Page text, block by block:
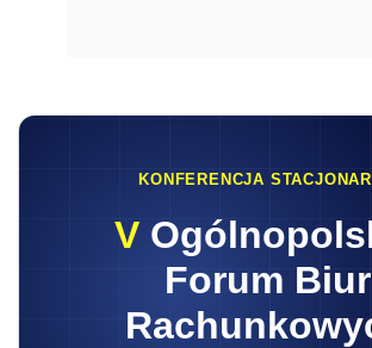
KONFERENCJA
V
Forum Biur